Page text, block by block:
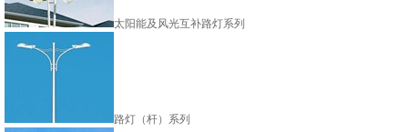
太阳能及风光互补路灯系列
路灯（杆）系列